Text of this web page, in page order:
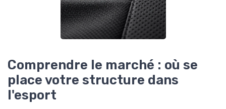
Comprendre le marché : où se
place votre structure dans
l'esport